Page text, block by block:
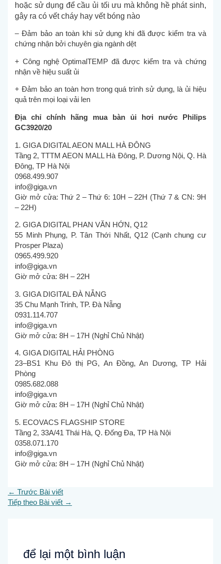
hoặc sử dụng để cầu ủi tối ưu mà không hề phát sinh,
gây ra có vết cháy hay vết bóng nào
– Đảm bảo an toàn khi sử dụng khi đã được kiểm tra và
chứng nhận bởi chuyên gia ngành dệt
+ Công nghệ OptimalTEMP đã được kiểm tra và chứng
nhận về hiệu suất ủi
+ Đảm bảo an toàn hơn trong quá trình sử dụng, là ủi hiệu
quả trên mọi loại vải len
Địa chỉ chính hãng mua bàn ủi hơi nước Philips
GC3920/20
1. GIGA DIGITAL AEON MALL HÀ ĐÔNG
Tầng 2, TTTM AEON MALL Hà Đông, P. Dương Nội, Q. Hà
Đông, TP Hà Nội
0968.499.907
info@giga.vn
Giờ mở cửa: Thứ 2 – Thứ 6: 10H – 22H (Thứ 7 & CN: 9H
– 22H)
2. GIGA DIGITAL PHAN VĂN HỚN, Q12
55 Minh Phụng, P. Tân Thới Nhất, Q12 (Cạnh chung cư
Prosper Plaza)
0965.499.920
info@giga.vn
Giờ mở cửa: 8H – 22H
3. GIGA DIGITAL ĐÀ NẴNG
35 Chu Mạnh Trinh, TP. Đà Nẵng
0931.114.707
info@giga.vn
Giờ mở cửa: 8H – 17H (Nghỉ Chủ Nhật)
4. GIGA DIGITAL HẢI PHÒNG
23–BS1 Khu Đô thị PG, An Đồng, An Dương, TP Hải
Phòng
0985.682.088
info@giga.vn
Giờ mở cửa: 8H – 17H (Nghỉ Chủ Nhật)
5. ECOVACS FLAGSHIP STORE
Tầng 2, 33A/41 Thái Hà, Q. Đống Đa, TP Hà Nội
0358.071.170
info@giga.vn
Giờ mở cửa: 8H – 17H (Nghỉ Chủ Nhật)
← Trước Bài viết
Tiếp theo Bài viết →
để lại một bình luận